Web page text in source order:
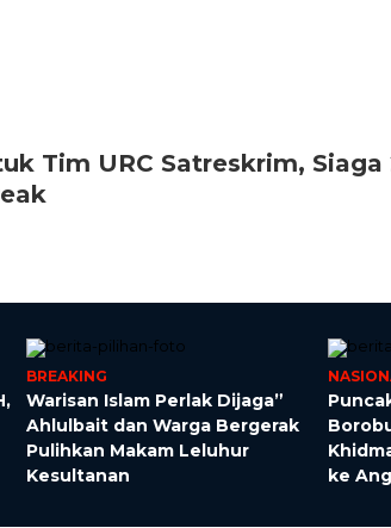
Tim URC Satreskrim,
BREAKING
Warisan Islam Perlak Dijaga”
Ahlulbait dan Warga Bergerak
Pulihkan Makam Leluhur
Kesultanan
ke